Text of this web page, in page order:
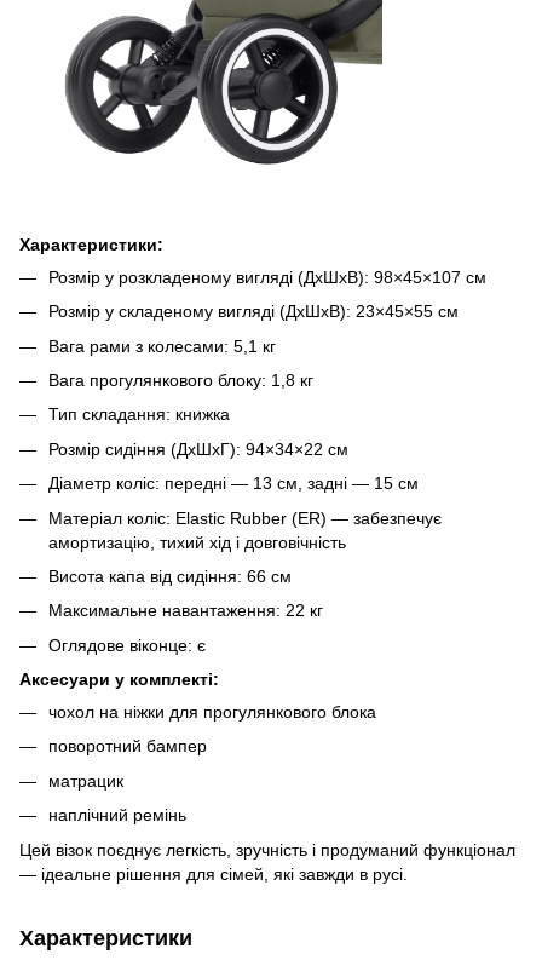
Характеристики:
Розмір у розкладеному вигляді (ДхШхВ): 98×45×107 см
Розмір у складеному вигляді (ДхШхВ): 23×45×55 см
Вага рами з колесами: 5,1 кг
Вага прогулянкового блоку: 1,8 кг
Тип складання: книжка
Розмір сидіння (ДхШхГ): 94×34×22 см
Діаметр коліс: передні — 13 см, задні — 15 см
Матеріал коліс: Elastic Rubber (ER) — забезпечує
амортизацію, тихий хід і довговічність
Висота капа від сидіння: 66 см
Максимальне навантаження: 22 кг
Оглядове віконце: є
Аксесуари у комплекті:
чохол на ніжки для прогулянкового блока
поворотний бампер
матрацик
наплічний ремінь
Цей візок поєднує легкість, зручність і продуманий функціонал
— ідеальне рішення для сімей, які завжди в русі.
Характеристики